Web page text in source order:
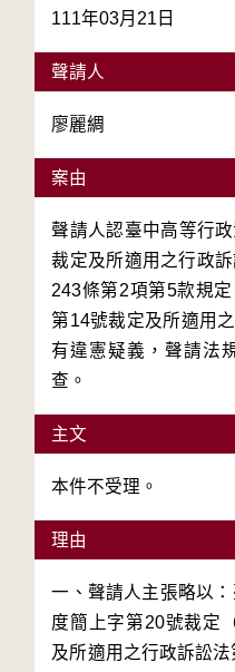
111年03月21日
聲請人
廖麗綢
案由
聲請人認臺中高等行
裁定及所適用之行政
243條第2項第5款規
第14號裁定及所適用
有違憲疑義，聲請法
查。
主文
本件不受理。
理由
一、聲請人主張略以
度簡上字第20號裁定
及所適用之行政訴訟